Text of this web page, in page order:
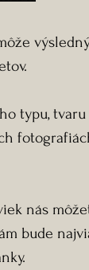
typu, tvaru
nás
bude